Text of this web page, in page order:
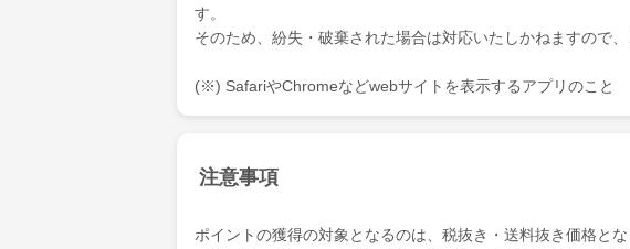
す。
そのため、紛失・破棄された場合は対応いたしかねますので、
(※) SafariやChromeなどwebサイトを表示するアプリのこと
注意事項
ポイントの獲得の対象となるのは、税抜き・送料抜き価格とな